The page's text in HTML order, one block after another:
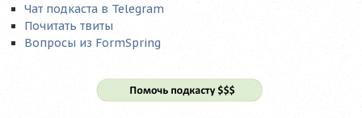
Чат подкаста в Telegram
Почитать твиты
Вопросы из FormSpring